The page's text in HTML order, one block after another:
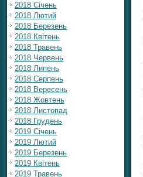
2018 Січень
2018 Лютий
2018 Березень
2018 Квітень
2018 Травень
2018 Червень
2018 Липень
2018 Серпень
2018 Вересень
2018 Жовтень
2018 Листопад
2018 Грудень
2019 Січень
2019 Лютий
2019 Березень
2019 Квітень
2019 Травень